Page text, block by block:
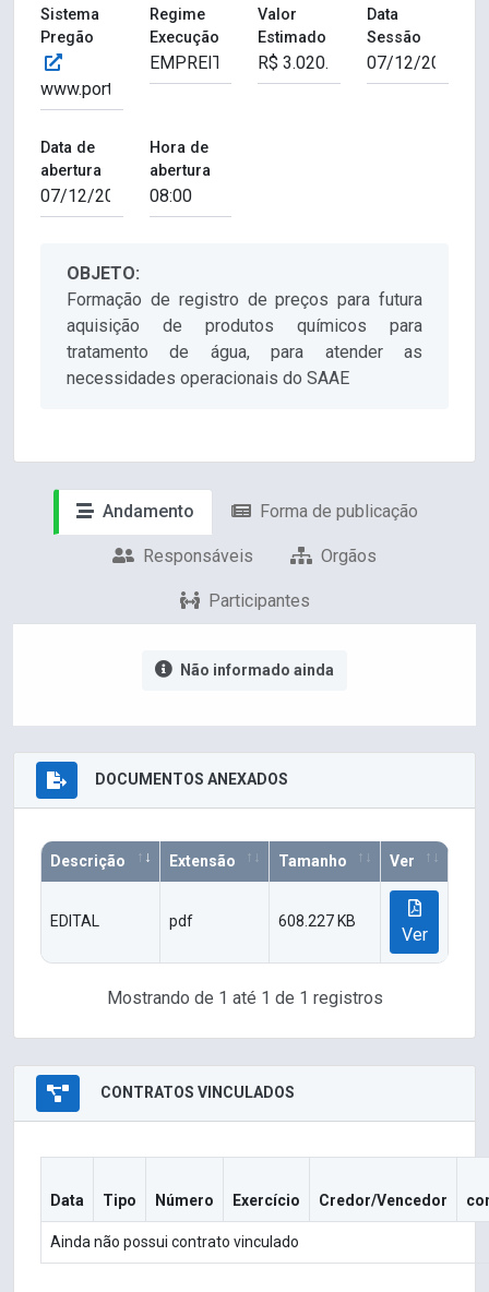
Sistema
Pregão
Regime
Execução
Valor
Estimado
Data
Sessão
Data de
abertura
Hora de
abertura
OBJETO:
Formação de registro de preços para futura
aquisição de produtos químicos para
tratamento de água, para atender as
necessidades operacionais do SAAE
Andamento Forma de publicação
Responsáveis Orgãos
Participantes
Não informado ainda
DOCUMENTOS ANEXADOS
Descrição Extensão Tamanho Ver
EDITAL pdf 608.227 KB
Ver
Mostrando de 1 até 1 de 1 registros
CONTRATOS VINCULADOS
Data Tipo Número Exercício Credor/Vencedor
Ainda não possui contrato vinculado